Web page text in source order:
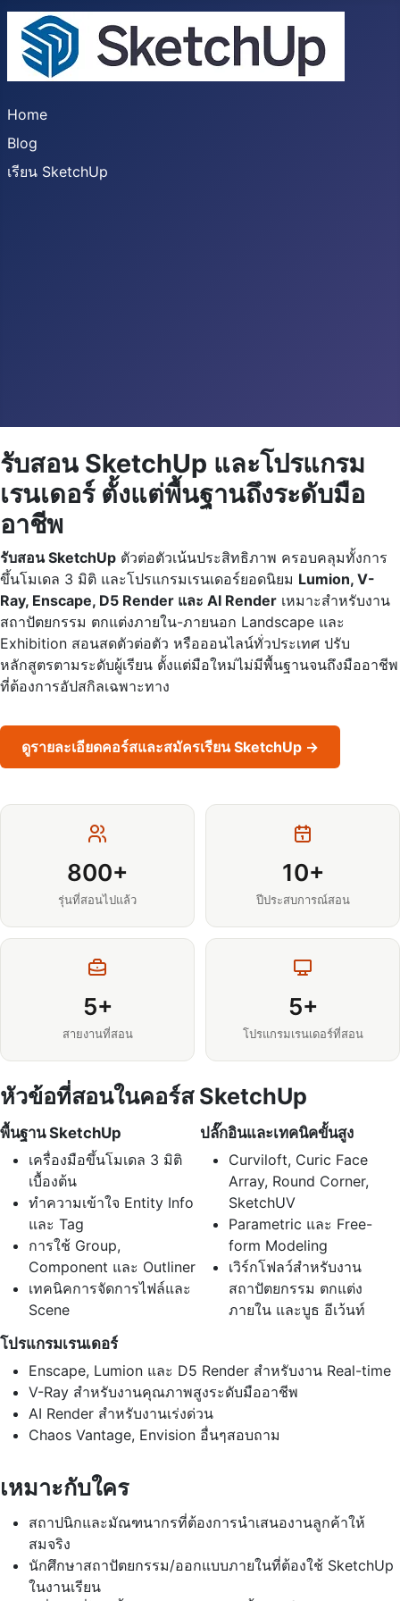
Home
Blog
เรียน SketchUp
รับสอน SketchUp และโปรแกรม
เรนเดอร์ ตั้งแต่พื้นฐานถึงระดับมือ
อาชีพ
รับสอน SketchUp ตัวต่อตัวเน้นประสิทธิภาพ ครอบคลุมทั้งการ
ขึ้นโมเดล 3 มิติ และโปรแกรมเรนเดอร์ยอดนิยม Lumion, V-
Ray, Enscape, D5 Render และ AI Render เหมาะสำหรับงาน
สถาปัตยกรรม ตกแต่งภายใน-ภายนอก Landscape และ
Exhibition สอนสดตัวต่อตัว หรือออนไลน์ทั่วประเทศ ปรับ
หลักสูตรตามระดับผู้เรียน ตั้งแต่มือใหม่ไม่มีพื้นฐานจนถึงมืออาชีพ
ที่ต้องการอัปสกิลเฉพาะทาง
ดูรายละเอียดคอร์สและสมัครเรียน SketchUp →
800+
รุ่นที่สอนไปแล้ว
10+
ปีประสบการณ์สอน
5+
สายงานที่สอน
5+
โปรแกรมเรนเดอร์ที่สอน
หัวข้อที่สอนในคอร์ส SketchUp
พื้นฐาน SketchUp
เครื่องมือขึ้นโมเดล 3 มิติ
เบื้องต้น
ทำความเข้าใจ Entity Info
และ Tag
การใช้ Group,
Component และ Outliner
เทคนิคการจัดการไฟล์และ
Scene
ปลั๊กอินและเทคนิคขั้นสูง
Curviloft, Curic Face
Array, Round Corner,
SketchUV
Parametric และ Free-
form Modeling
เวิร์กโฟลว์สำหรับงาน
สถาปัตยกรรม ตกแต่ง
ภายใน และบูธ อีเว้นท์
โปรแกรมเรนเดอร์
Enscape, Lumion และ D5 Render สำหรับงาน Real-time
V-Ray สำหรับงานคุณภาพสูงระดับมืออาชีพ
AI Render สำหรับงานเร่งด่วน
Chaos Vantage, Envision อื่นๆสอบถาม
เหมาะกับใคร
สถาปนิกและมัณฑนากรที่ต้องการนำเสนองานลูกค้าให้
สมจริง
นักศึกษาสถาปัตยกรรม/ออกแบบภายในที่ต้องใช้ SketchUp
ในงานเรียน